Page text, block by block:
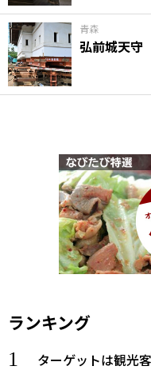
青森
弘前城天守
ランキング
ターゲットは観光